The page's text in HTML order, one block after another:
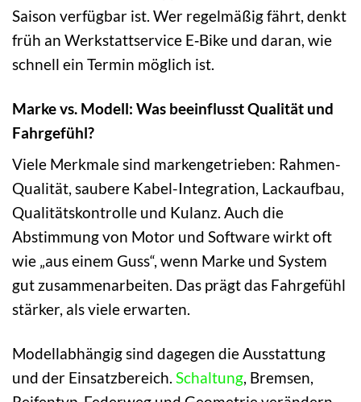
Saison verfügbar ist. Wer regelmäßig fährt, denkt
früh an Werkstattservice E‑Bike und daran, wie
schnell ein Termin möglich ist.
Marke vs. Modell: Was beeinflusst Qualität und
Fahrgefühl?
Viele Merkmale sind markengetrieben: Rahmen-
Qualität, saubere Kabel-Integration, Lackaufbau,
Qualitätskontrolle und Kulanz. Auch die
Abstimmung von Motor und Software wirkt oft
wie „aus einem Guss“, wenn Marke und System
gut zusammenarbeiten. Das prägt das Fahrgefühl
stärker, als viele erwarten.
Modellabhängig sind dagegen die Ausstattung
und der Einsatzbereich. Schaltung, Bremsen,